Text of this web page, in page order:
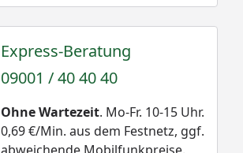
Express-Beratung
09001 / 40 40 40
Ohne Wartezeit. Mo-Fr. 10-15 Uhr.
0,69 €/Min. aus dem Festnetz, ggf.